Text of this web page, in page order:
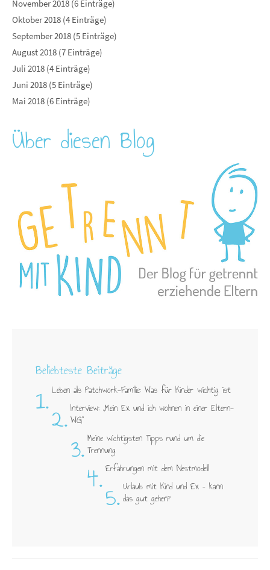
November 2018 (6 Einträge)
Oktober 2018 (4 Einträge)
September 2018 (5 Einträge)
August 2018 (7 Einträge)
Juli 2018 (4 Einträge)
Juni 2018 (5 Einträge)
Mai 2018 (6 Einträge)
Über diesen Blog
Beliebteste Beiträge
1. Leben als Patchwork-Familie: Was für Kinder wichtig ist
2. Interview: „Mein Ex und ich wohnen in einer Eltern-
WG"
3. Meine wichtigsten Tipps rund um die
Trennung
4. Erfahrungen mit dem Nestmodell
5. Urlaub mit Kind und Ex – kann
das gut gehen?